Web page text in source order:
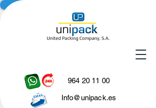
964 20 11 00
Info@unipack.es